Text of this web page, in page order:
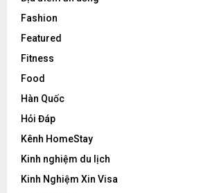
Fashion
Featured
Fitness
Food
Hàn Quốc
Hỏi Đáp
Kênh HomeStay
Kinh nghiệm du lịch
Kinh Nghiệm Xin Visa